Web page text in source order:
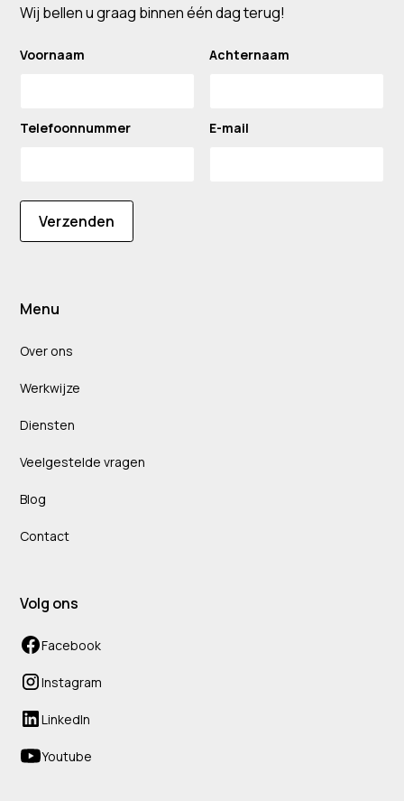
Wij bellen u graag binnen één dag terug!
Voornaam Achternaam
Telefoonnummer E-mail
Verzenden
Menu
Over ons
Werkwijze
Diensten
Veelgestelde vragen
Blog
Contact
Volg ons
Facebook
Instagram
LinkedIn
Youtube